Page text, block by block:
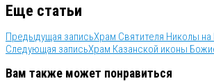
Еще статьи
Предыдущая записьХрам Святителя Николы
Следующая записьХрам Казанской иконы
Вам также может понравиться